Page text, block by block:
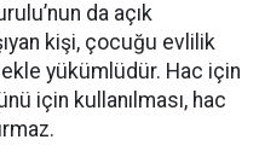
da açık
kişi, çocuğu evlilik
yükümlüdür. Hac için
için kullanılması, hac